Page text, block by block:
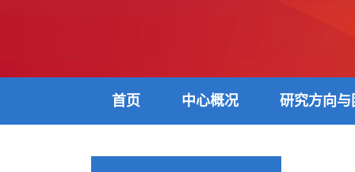
首页 中心概况 研究方向与